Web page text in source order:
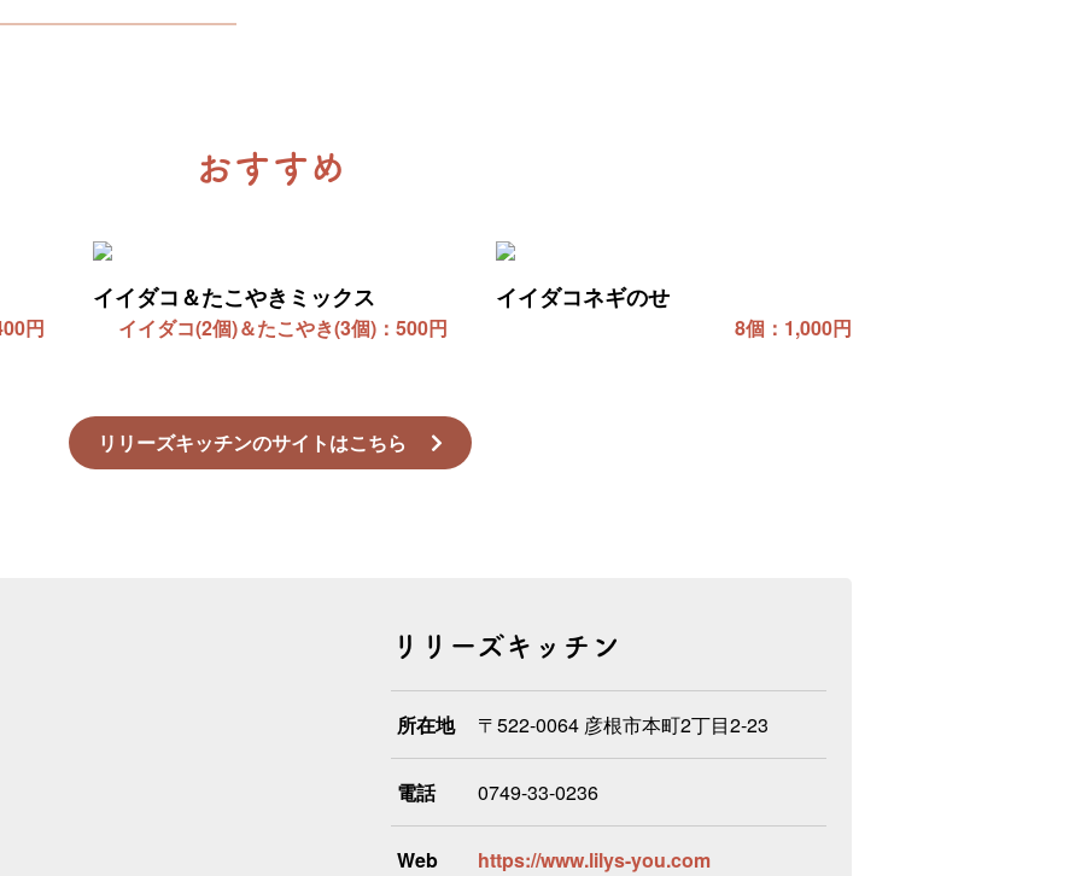
おすすめ
円
イイダコ＆たこやきミックス
イイダコ(2個)＆たこやき(3個)：500円
イイダコネギのせ
8個：1,000円
リリーズキッチンのサイトはこちら
リリーズキッチン
所在地 〒522-0064 彦根市本町2丁目2‐23
電話 0749-33-0236
Web https://www.lilys-you.com